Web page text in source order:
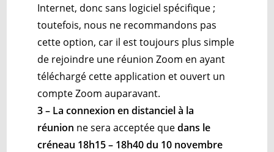
Internet, donc sans logiciel spécifique ;
toutefois, nous ne recommandons pas
cette option, car il est toujours plus simple
de rejoindre une réunion Zoom en ayant
téléchargé cette application et ouvert un
compte Zoom auparavant.
3 – La connexion en distanciel à la
réunion ne sera acceptée quedans le
créneau 18h15 – 18h40 du 10 novembre